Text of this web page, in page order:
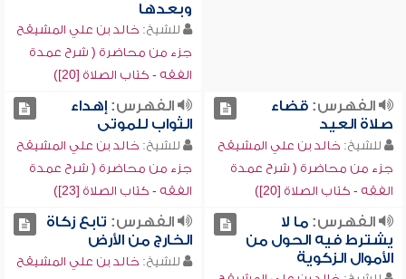
وبعدها
للشيخ: خالد بن علي المشيقح
جزء من محاضرة ( شرح عمدة
الفقه - كتاب الصلاة [20])
الفهرس:قضاء
صلاة العيد
للشيخ: خالد بن علي المشيقح
جزء من محاضرة ( شرح عمدة
الفقه - كتاب الصلاة [20])
الفهرس:إهداء
الثواب للموتى
للشيخ: خالد بن علي المشيقح
جزء من محاضرة ( شرح عمدة
الفقه - كتاب الصلاة [23])
الفهرس:ما لا
يشترط فيه الحول من
الأموال الزكوية
الفهرس: تابع زكاة
الخارج من الأرض
للشيخ: خالد بن علي المشيقح